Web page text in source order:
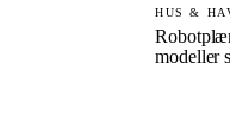
HUS &
modeller